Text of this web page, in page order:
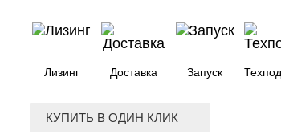
Лизинг Доставка Запуск
КУПИТЬ В ОДИН КЛИК